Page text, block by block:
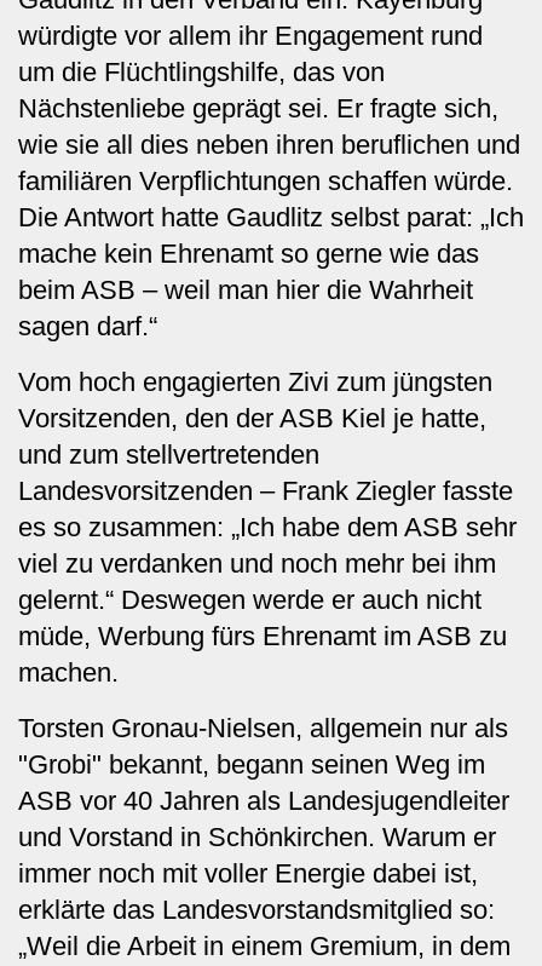
würdigte vor allem ihr Engagement rund
um die Flüchtlingshilfe, das von
Nächstenliebe geprägt sei. Er fragte sich,
wie sie all dies neben ihren beruflichen und
familiären Verpflichtungen schaffen würde.
Die Antwort hatte Gaudlitz selbst parat: „Ich
mache kein Ehrenamt so gerne wie das
beim ASB – weil man hier die Wahrheit
sagen darf.“
Vom hoch engagierten Zivi zum jüngsten
Vorsitzenden, den der ASB Kiel je hatte,
und zum stellvertretenden
Landesvorsitzenden – Frank Ziegler fasste
es so zusammen: „Ich habe dem ASB sehr
viel zu verdanken und noch mehr bei ihm
gelernt.“ Deswegen werde er auch nicht
müde, Werbung fürs Ehrenamt im ASB zu
machen.
Torsten Gronau-Nielsen, allgemein nur als
"Grobi" bekannt, begann seinen Weg im
ASB vor 40 Jahren als Landesjugendleiter
und Vorstand in Schönkirchen. Warum er
immer noch mit voller Energie dabei ist,
erklärte das Landesvorstandsmitglied so:
„Weil die Arbeit in einem Gremium, in dem